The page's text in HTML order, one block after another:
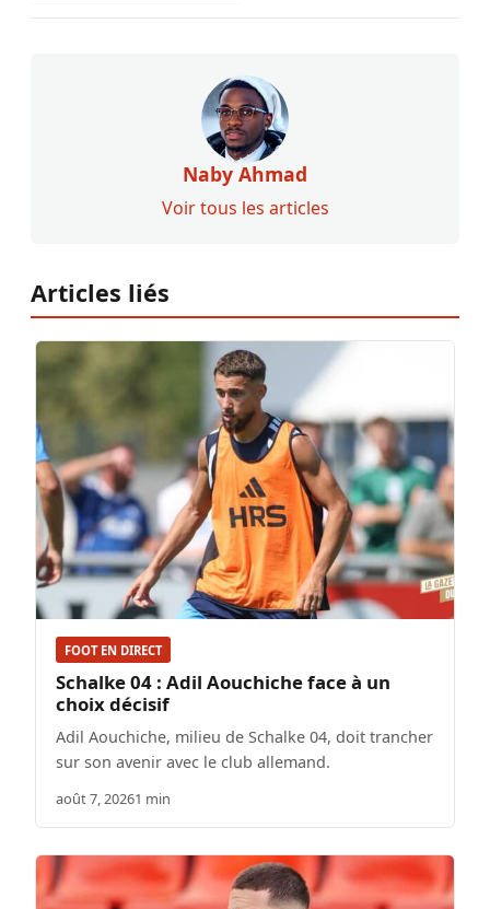
Naby Ahmad
Voir tous les articles
Articles liés
FOOT EN DIRECT
Schalke 04 : Adil Aouchiche face à un
choix décisif
Adil Aouchiche, milieu de Schalke 04, doit trancher
sur son avenir avec le club allemand.
août 7, 20261 min